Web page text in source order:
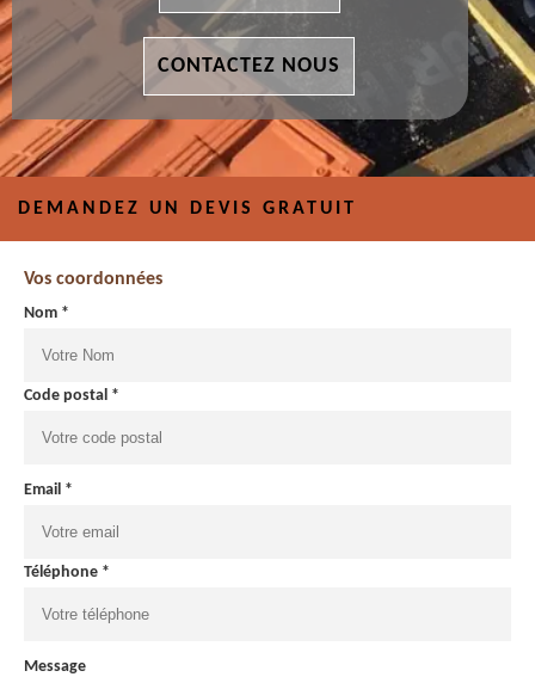
CONTACTEZ NOUS
DEMANDEZ UN DEVIS GRATUIT
Vos coordonnées
Nom *
Code postal *
Email *
Téléphone *
Message